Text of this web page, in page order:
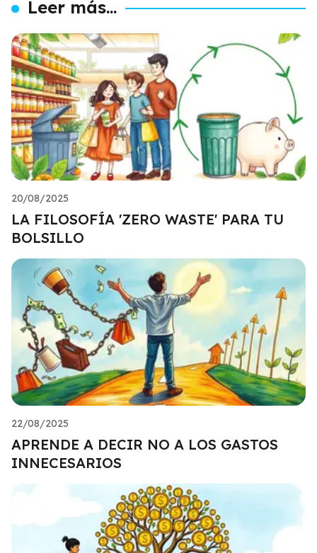
Leer más...
20/08/2025
LA FILOSOFÍA 'ZERO WASTE' PARA TU
BOLSILLO
22/08/2025
APRENDE A DECIR NO A LOS GASTOS
INNECESARIOS